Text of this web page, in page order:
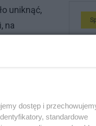
uniknąć,
na
na
dostęp i
standardowe